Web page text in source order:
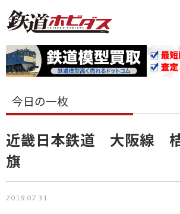
今日の一枚
近畿日本鉄道 大阪線
旗
2019.07.31